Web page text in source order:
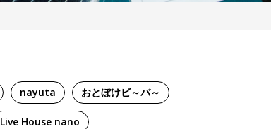
nayuta おとぼけビ～バ～
Live House nano